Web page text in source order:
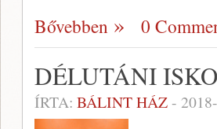
Bővebben 0
DÉLUTÁNI
ÍRTA: BÁLINT HÁZ-